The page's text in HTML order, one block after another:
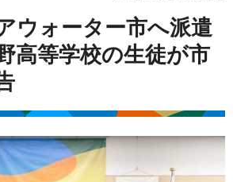
ウォーター市へ派遣
高等学校の生徒が市